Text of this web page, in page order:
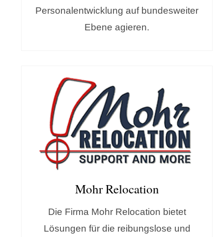
Personalentwicklung auf bundesweiter
Ebene agieren.
Mohr Relocation
Die Firma Mohr Relocation bietet
Lösungen für die reibungslose und